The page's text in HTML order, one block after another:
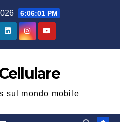
6:06:01 PM
sul mondo mobile